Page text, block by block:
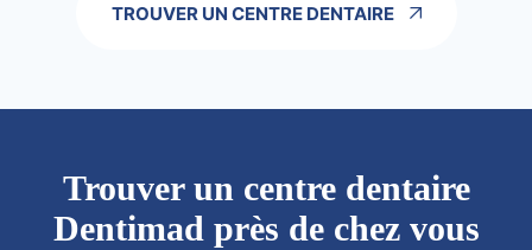
TROUVER UN CENTRE DENTAIRE
Trouver un centre dentaire
Dentimad près de chez vous